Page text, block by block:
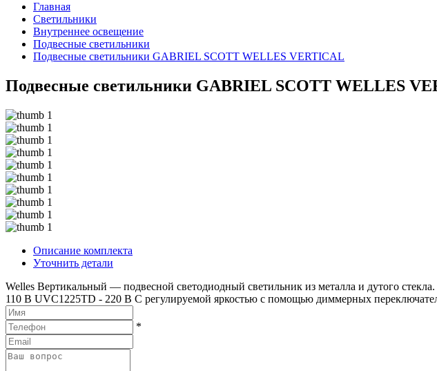
Главная
Светильники
Внутреннее освещение
Подвесные светильники
Подвесные светильники GABRIEL SCOTT WELLES VERTICAL
Подвесные светильники GABRIEL SCOTT WELLES
Описание комплекта
Уточнить детали
Welles Вертикальный — подвесной светодиодный светильник из металла и дутого
110 В UVC1225TD - 220 В С регулируемой яркостью с помощью диммерных
*